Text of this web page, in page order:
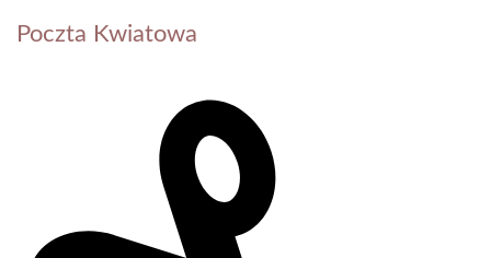
Poczta Kwiatowa